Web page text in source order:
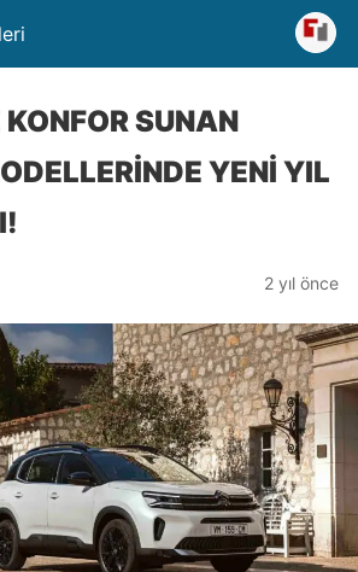
SUNAN
YENİ YIL
2 yıl önce